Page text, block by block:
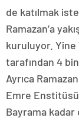
de katılmak
Ramazan’a
kuruluyor. Yine
tarafından 4
Ayrıca
Emre Enstitüsü
Bayrama